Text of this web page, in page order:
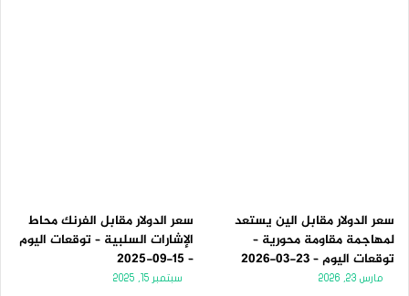
سعر الدولار مقابل الين يستعد
لمهاجمة مقاومة محورية –
توقعات اليوم – 23-03-2026
مارس 23, 2026
سعر الدولار مقابل الفرنك محاط
الإشارات السلبية – توقعات اليوم
– 15-09-2025
سبتمبر 15, 2025